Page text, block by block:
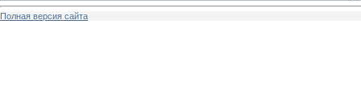
Полная версия сайта